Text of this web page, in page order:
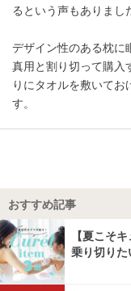
るという声もありまし
デザイン性のある枕に
真用と割り切って購入
りにタオルを敷いて
す。
おすすめ記事
【夏こそ
乗り切り